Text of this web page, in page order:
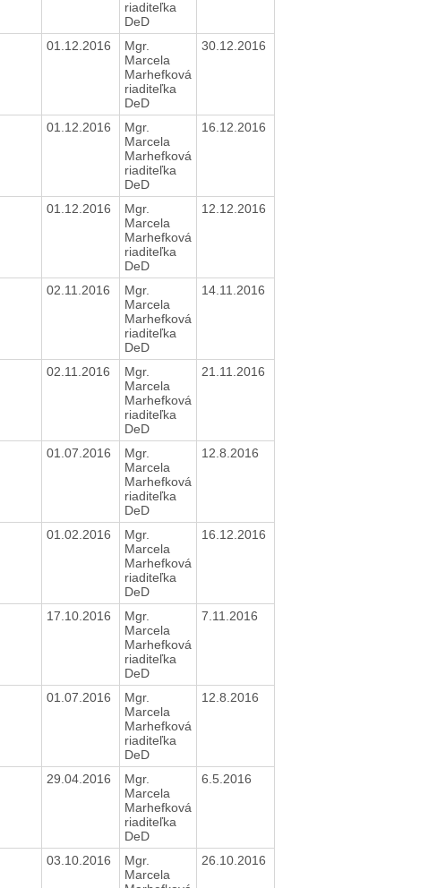
riaditeľka
DeD
01.12.2016
Mgr.
Marcela
Marhefková
riaditeľka
DeD
30.12.2016
01.12.2016
Mgr.
Marcela
Marhefková
riaditeľka
DeD
16.12.2016
01.12.2016
Mgr.
Marcela
Marhefková
riaditeľka
DeD
12.12.2016
02.11.2016
Mgr.
Marcela
Marhefková
riaditeľka
DeD
14.11.2016
02.11.2016
Mgr.
Marcela
Marhefková
riaditeľka
DeD
21.11.2016
01.07.2016
Mgr.
Marcela
Marhefková
riaditeľka
DeD
12.8.2016
01.02.2016
Mgr.
Marcela
Marhefková
riaditeľka
DeD
16.12.2016
17.10.2016
Mgr.
Marcela
Marhefková
riaditeľka
DeD
7.11.2016
01.07.2016
Mgr.
Marcela
Marhefková
riaditeľka
DeD
12.8.2016
29.04.2016
Mgr.
Marcela
Marhefková
riaditeľka
DeD
6.5.2016
03.10.2016
Mgr.
Marcela
26.10.2016